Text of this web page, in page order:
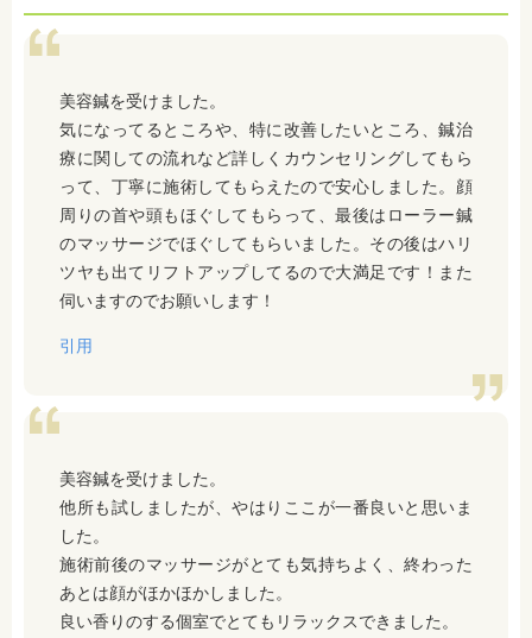
美容鍼を受けました。
気になってるところや、特に改善したいところ、鍼治
療に関しての流れなど詳しくカウンセリングしてもら
って、丁寧に施術してもらえたので安心しました。顔
周りの首や頭もほぐしてもらって、最後はローラー鍼
のマッサージでほぐしてもらいました。その後はハリ
ツヤも出てリフトアップしてるので大満足です！また
伺いますのでお願いします！
引用
美容鍼を受けました。
他所も試しましたが、やはりここが一番良いと思いま
した。
施術前後のマッサージがとても気持ちよく、終わった
あとは顔がほかほかしました。
良い香りのする個室でとてもリラックスできました。